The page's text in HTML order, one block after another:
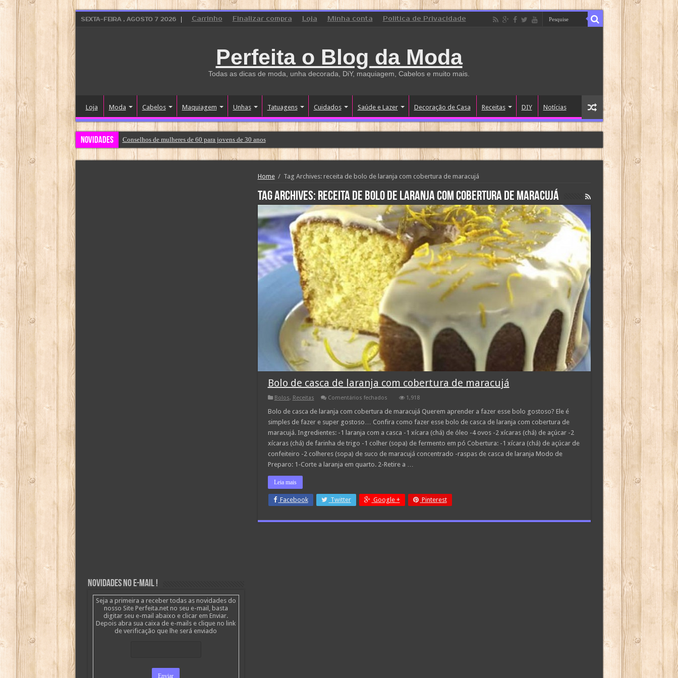
SEXTA-FEIRA , AGOSTO 7 2026 Carrinho Finalizar compra Loja Minha conta Politica de Privacidade
Perfeita o Blog da Moda
Todas as dicas de moda, unha decorada, DiY, maquiagem, Cabelos e muito mais.
Loja Moda Cabelos Maquiagem Unhas Tatuagens Cuidados Saúde e Lazer Decoração de Casa Receitas DIY Notícias
Novidades Conselhos de mulheres de 60 para jovens de 30 anos
Home / Tag Archives: receita de bolo de laranja com cobertura de maracujá
Tag Archives: receita de bolo de laranja com cobertura de maracujá
Bolo de casca de laranja com cobertura de maracujá
Bolos, Receitas Comentários fechadosem
de
de
laranja
com
cobertura
maracujá
1,918
Bolo de casca de laranja com cobertura de maracujá Querem aprender a fazer esse bolo gostoso? Ele é
simples de fazer e super gostoso… Confira como fazer esse bolo de casca de laranja com cobertura de
maracujá. Ingredientes: -1 laranja com a casca -1 xícara (chá) de óleo -4 ovos -2 xícaras (chá) de açúcar -2
xícaras (chá) de farinha de trigo -1 colher (sopa) de fermento em pó Cobertura: -1 xícara (chá) de açúcar de
confeiteiro -2 colheres (sopa) de suco de maracujá concentrado -raspas de casca de laranja Modo de
Preparo: 1-Corte a laranja em quarto. 2-Retire a …
Leia mais
Facebook Twitter Google + Pinterest
Novidades no E-mail !
Seja a primeira a receber todas as novidades do
nosso Site Perfeita.net no seu e-mail, basta
digitar seu e-mail abaixo e clicar em Enviar.
Depois abra sua caixa de e-mails e clique no link
de verificação que lhe será enviado